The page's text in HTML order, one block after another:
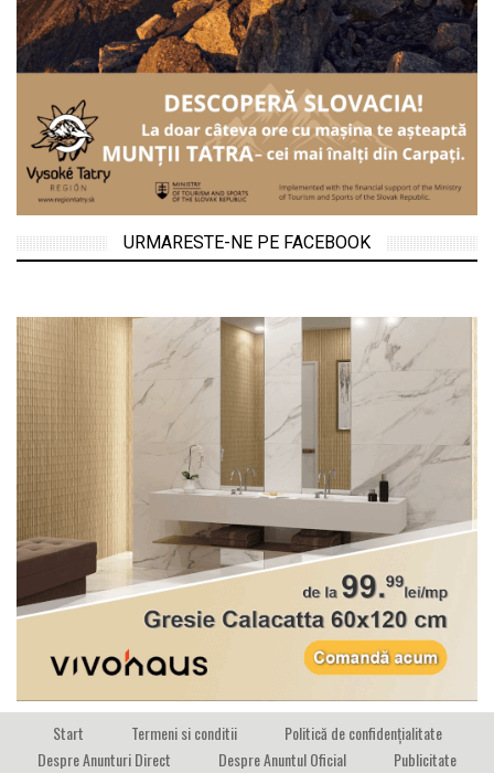
URMARESTE-NE PE FACEBOOK
Start Termeni si conditii
Politică de confidențialitate
Despre Anunturi Direct
Despre Anuntul Oficial
Publicitate